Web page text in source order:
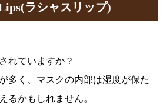
ラシャスリップ)
れていますか？
多く、マスクの内部は湿度が保た
るかもしれません。